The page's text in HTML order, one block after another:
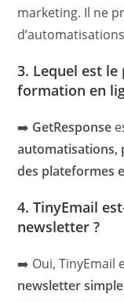
marketing. Il ne
3. Lequel est
formation en
➡️ GetResponse
automatisations,
des plateformes
4. TinyEmail
newsletter ?
➡️ Oui, TinyEmail
newsletter